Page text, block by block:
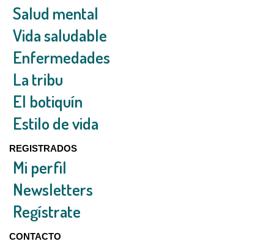
Salud mental
Vida saludable
Enfermedades
La tribu
El botiquín
Estilo de vida
REGISTRADOS
Mi perfil
Newsletters
Regístrate
CONTACTO